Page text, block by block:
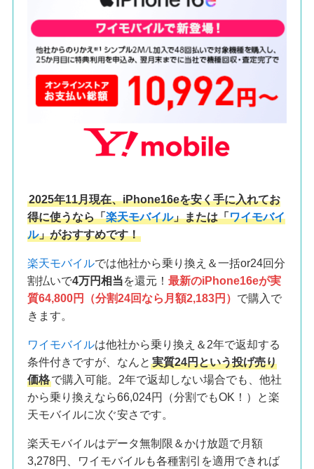
2025年11月現在、iPhone16eを安く手に入れてお
得に使うなら「楽天モバイル」または「ワイモバイ
ル」がおすすめです！
楽天モバイルでは他社から乗り換え＆一括or24回分
割払いで4万円相当を還元！最新のiPhone16eが実
質64,800円（分割24回なら月額2,183円） で購入で
きます。
ワイモバイルは他社から乗り換え＆2年で返却する
条件付きですが、なんと実質24円という投げ売り
価格で購入可能。2年で返却しない場合でも、他社
から乗り換えなら66,024円（分割でもOK！）と楽
天モバイルに次ぐ安さです。
楽天モバイルはデータ無制限＆かけ放題で月額
3,278円、ワイモバイルも各種割引を適用できれば